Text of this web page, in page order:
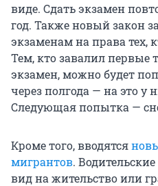
виде. Сдать экзамен
год. Также новый закон
экзаменам на права тех,
Тем, кто завалил первые
экзамен, можно будет
через полгода — на это у
Следующая попытка —
Кроме того, вводятся
мигрантов.
вид на жительство или